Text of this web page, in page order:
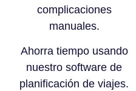
complicaciones
manuales.
Ahorra tiempo usando
nuestro software de
planificación de viajes.